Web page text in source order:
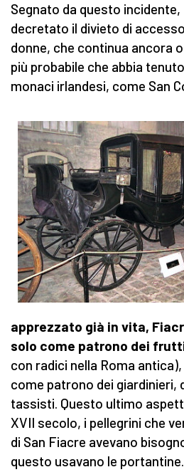
Segnato da questo
decretato il divieto di
donne, che continua ancora
più probabile che abbia
monaci irlandesi, come San
apprezzato già in vita,
solo come patrono dei
con radici nella Roma
come patrono dei giardinieri,
tassisti. Questo ultimo
XVII secolo, i pellegrini che
di San Fiacre avevano
questo usavano le